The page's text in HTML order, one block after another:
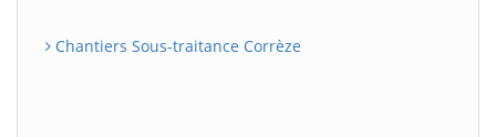
Chantiers Sous-traitance Corrèze